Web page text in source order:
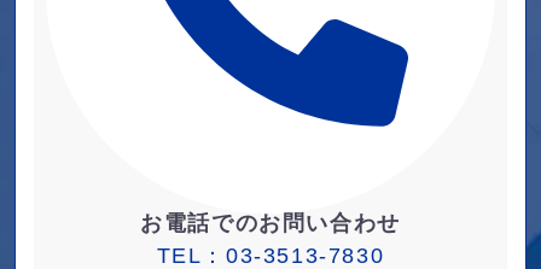
お電話でのお問い合わせ
TEL：03-3513-7830